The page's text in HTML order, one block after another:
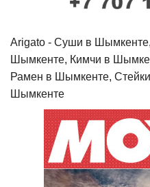
Arigato - Cуши в
Шымкенте, Кимчи в
Рамен в Шымкенте,
Шымкенте